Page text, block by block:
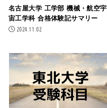
名古屋大学 工学部 機械・航空宇
宙工学科 合格体験記サマリー
2024.11.02